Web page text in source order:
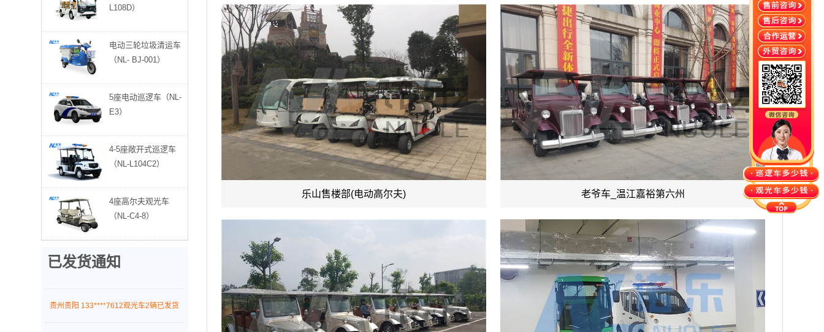
L108D）
电动三轮垃圾清运车
（NL- BJ-001）
5座电动巡逻车（NL-
E3）
4-5座敞开式巡逻车
（NL-L104C2）
4座高尔夫观光车
（NL-C4-8）
已发货通知
湖北黄石 187****5343观光车8辆已发货
广西136****5513垃圾驳运车3辆已发货
重庆江北 177****8554巡逻车1辆已发货
贵州173****1171电动货车1辆已发货
广东茂名 183****9812观光车4辆已发货
贵州毕节 139****8122观光车1辆已发货
云南玉溪 153****7018巡逻车3辆已发货
贵州贵阳 133****7612观光车2辆已发货
乐山售楼部(电动高尔夫) 老爷车_温江嘉裕第六州